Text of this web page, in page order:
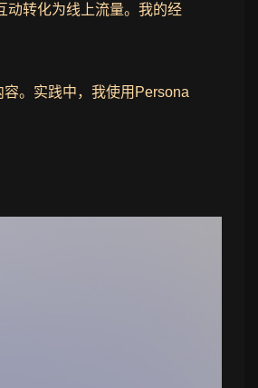
动转化为线上流量。我的经
。实践中，我使用Persona